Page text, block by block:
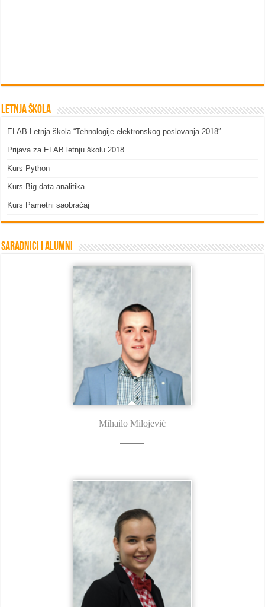
Letnja škola
ELAB Letnja škola “Tehnologije elektronskog poslovanja 2018″
Prijava za ELAB letnju školu 2018
Kurs Python
Kurs Big data analitika
Kurs Pametni saobraćaj
Saradnici i Alumni
Mihailo Milojević